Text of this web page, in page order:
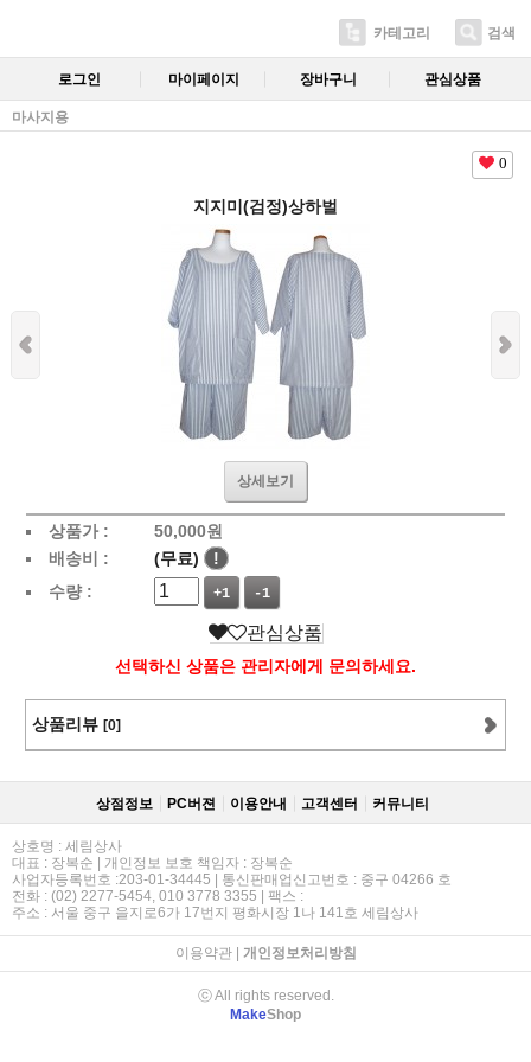
카테고리 검색
로그인 마이페이지 장바구니 관심상품
마사지용
0
지지미(검정)상하벌
상세보기
상품가 : 50,000원
배송비 :
(무료)
!
수량 :
+1 -1
관심상품
선택하신 상품은 관리자에게 문의하세요.
상품리뷰 [0]
상점정보 PC버젼 이용안내 고객센터 커뮤니티
상호명 : 세림상사
대표 : 장복순 | 개인정보 보호 책임자 : 장복순
사업자등록번호 :203-01-34445 | 통신판매업신고번호 : 중구 04266 호
전화 : (02) 2277-5454, 010 3778 3355 | 팩스 :
주소 : 서울 중구 을지로6가 17번지 평화시장 1나 141호 세림상사
이용약관| 개인정보처리방침
ⓒ All rights reserved.
MakeShop